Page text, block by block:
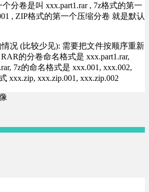
分卷是叫 xxx.part1.rar , 7z格式的第一
, ZIP格式的第一个压缩分卷 就是默认
况 (比较少见): 需要把文件按顺序重新
的分卷命名格式是 xxx.part1.rar,
7z的命名格式是 xxx.001, xxx.002,
xxx.zip, xxx.zip.001, xxx.zip.002